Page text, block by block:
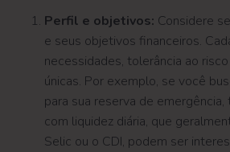
Perfil e objetivos: Considere
e seus objetivos financeiros.
necessidades, tolerância ao
únicas. Por exemplo, se você
para sua reserva de
com liquidez diária, que
Selic ou o CDI, podem ser